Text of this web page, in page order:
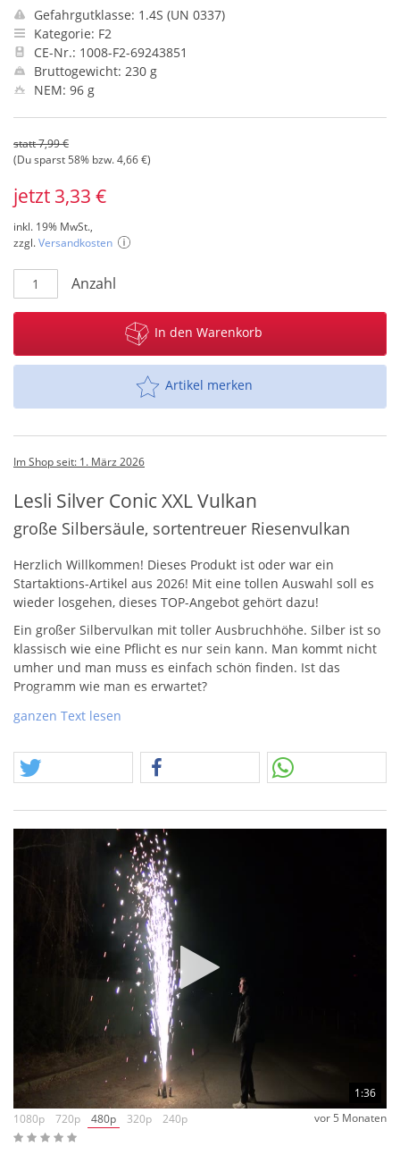
Gefahrgutklasse: 1.4S (UN 0337)
Kategorie: F2
CE-Nr.: 1008-F2-69243851
Bruttogewicht: 230 g
NEM: 96 g
statt 7,99 €
(Du sparst 58% bzw. 4,66 €)
jetzt 3,33 €
inkl. 19% MwSt.,
zzgl.Versandkosten
Anzahl
In den Warenkorb
Artikel merken
Im Shop seit: 1. März 2026
Lesli Silver Conic XXL Vulkan
große Silbersäule, sortentreuer Riesenvulkan
Herzlich Willkommen! Dieses Produkt ist oder war ein
Startaktions-Artikel aus 2026! Mit eine tollen Auswahl soll es
wieder losgehen, dieses TOP-Angebot gehört dazu!
Ein großer Silbervulkan mit toller Ausbruchhöhe. Silber ist so
klassisch wie eine Pflicht es nur sein kann. Man kommt nicht
umher und man muss es einfach schön finden. Ist das
Programm wie man es erwartet?
Auf jeden Fall eine große Silbersäule, wir werden bestimmt
Mit ca. 100gr.
ist es keine Mogelpackung.
ganzen Text lesen
1:36
1080p
720p 480p 320p 240p vor 5 Monaten